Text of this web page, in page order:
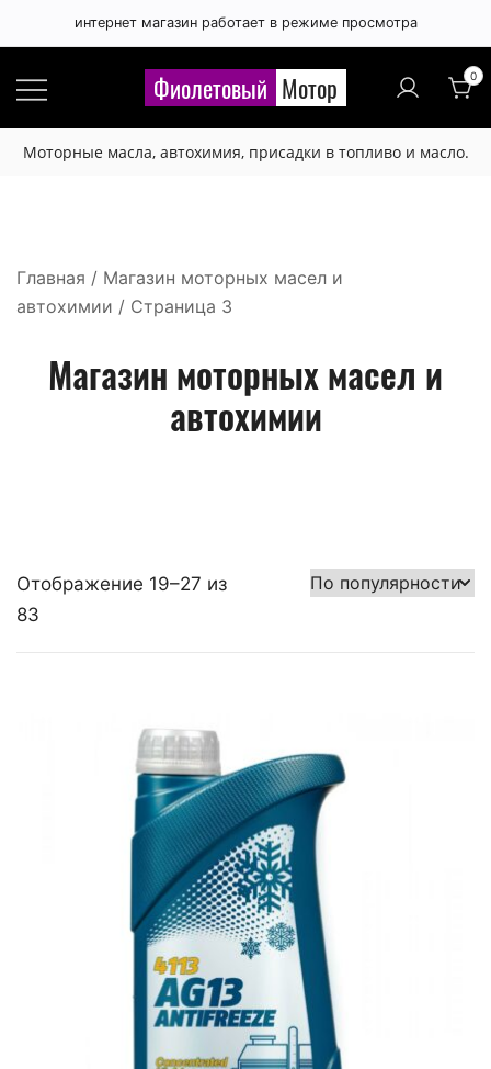
интернет магазин работает в режиме просмотра
Фиолетовый Мотор 0
Моторные масла, автохимия, присадки в топливо и масло.
Главная / Магазин моторных масел и
автохимии / Страница 3
Магазин моторных масел и
автохимии
Отображение 19–27 из
83